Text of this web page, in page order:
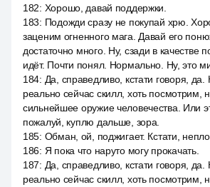
182: Хорошо, давай поддержки.
183: Подожди сразу не покупай хрю.
заценим огненного мага. Давай его
достаточно много. Ну, сзади в качестве
идёт. Почти понял. Нормально. Ну, это
184: Да, справедливо, кстати говоря, да.
реально сейчас скилл, хоть посмотрим,
сильнейшее оружие человечества. Или
пожалуй, куплю дальше, зора.
185: Обман, ой, поджигает. Кстати,
186: Я пока что наруто могу прокачать.
187: Да, справедливо, кстати говоря, да.
реально сейчас скилл, хоть посмотрим,